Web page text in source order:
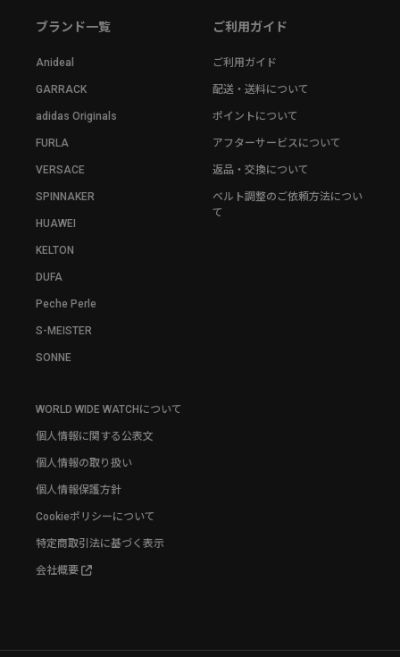
ブランド一覧
Anideal
GARRACK
adidas Originals
FURLA
VERSACE
SPINNAKER
HUAWEI
KELTON
DUFA
Peche Perle
S-MEISTER
SONNE
ご利用ガイド
ご利用ガイド
配送・送料について
ポイントについて
アフターサービスについて
返品・交換について
ベルト調整のご依頼方法につい
て
WORLD WIDE WATCHについて
個人情報に関する公表文
個人情報の取り扱い
個人情報保護方針
Cookieポリシーについて
特定商取引法に基づく表示
会社概要